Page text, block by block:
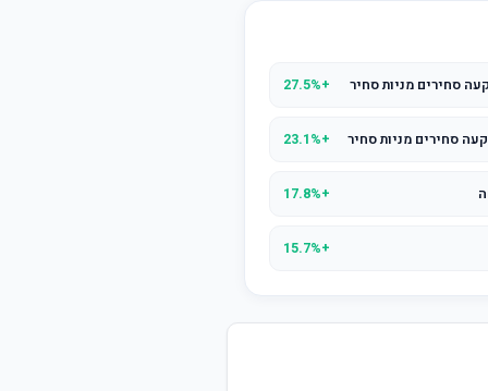
סחירים מניות סחיר +27.5%
סחירים מניות סחיר +23.1%
+17.8%
+15.7%